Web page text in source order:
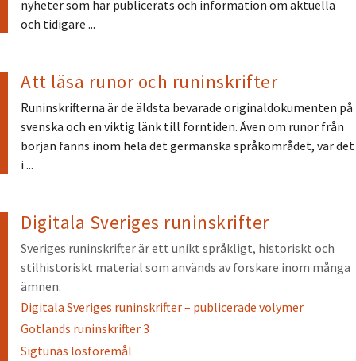
nyheter som har publicerats och information om aktuella
och tidigare ...
Att läsa runor och runinskrifter
Runinskrifterna är de äldsta bevarade originaldokumenten på
svenska och en viktig länk till forntiden. Även om runor från
början fanns inom hela det germanska språkområdet, var det
i ...
Digitala Sveriges runinskrifter
Sveriges runinskrifter är ett unikt språkligt, historiskt och
stilhistoriskt material som används av forskare inom många
ämnen.
Digitala Sveriges runinskrifter – publicerade volymer
Gotlands runinskrifter 3
Sigtunas lösföremål